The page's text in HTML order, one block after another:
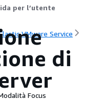
per l’utente
VMware Service
di
Focus